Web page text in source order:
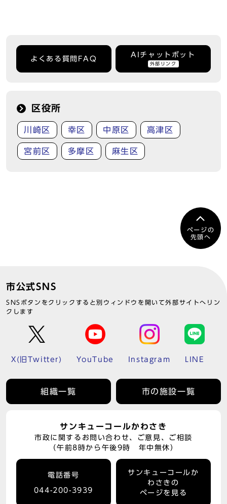
よくある質問FAQ
AIチャットボット
外部リンク
区役所
川崎区 幸区 中原区 高津区
宮前区 多摩区 麻生区
ページの
先頭へ
市公式SNS
SNSボタンをクリックすると別ウィンドウを開いて外部サイトへリン
クします
X(旧Twitter) YouTube Instagram LINE
組織一覧 市の施設一覧
サンキューコールかわさき
市政に関するお問い合わせ、ご意見、ご相談
（午前8時から午後9時 年中無休）
電話番号
044-200-3939
サンキューコールか
わさきの
ページを見る